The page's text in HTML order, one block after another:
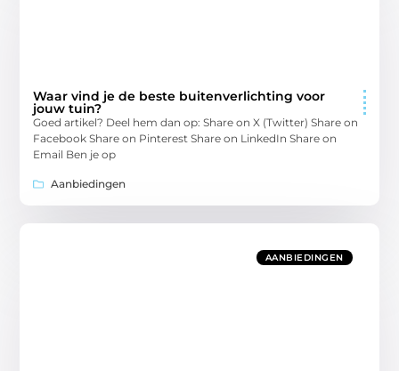
Waar vind je de beste buitenverlichting voor
jouw tuin?
Goed artikel? Deel hem dan op: Share on X (Twitter) Share on
Facebook Share on Pinterest Share on LinkedIn Share on
Email Ben je op
Aanbiedingen
AANBIEDINGEN